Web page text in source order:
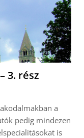
3. rész
a
pedig mindezen
is